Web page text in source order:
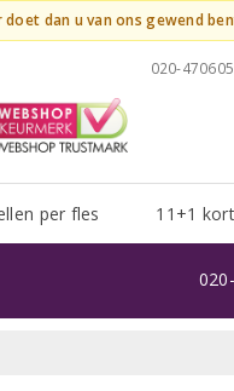
dan u van ons gewend
020-
per fles 11+1